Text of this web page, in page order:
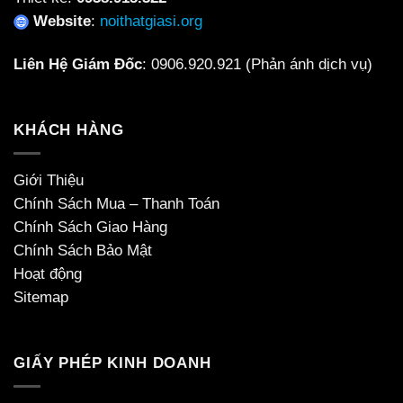
Website: noithatgiasi.org
Liên Hệ Giám Đốc: 0906.920.921 (Phản ánh dịch vụ)
KHÁCH HÀNG
Giới Thiệu
Chính Sách Mua – Thanh Toán
Chính Sách Giao Hàng
Chính Sách Bảo Mật
Hoạt động
Sitemap
GIẤY PHÉP KINH DOANH